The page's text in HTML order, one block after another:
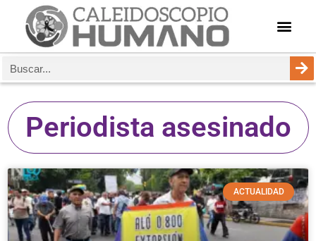
Periodista asesinado
ACTUALIDAD